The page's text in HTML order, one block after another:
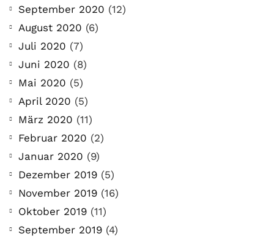
September 2020 (12)
August 2020 (6)
Juli 2020 (7)
Juni 2020 (8)
Mai 2020 (5)
April 2020 (5)
März 2020 (11)
Februar 2020 (2)
Januar 2020 (9)
Dezember 2019 (5)
November 2019 (16)
Oktober 2019 (11)
September 2019 (4)